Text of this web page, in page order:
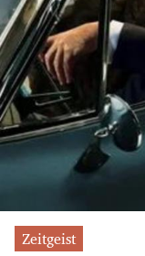
Zeitgeist